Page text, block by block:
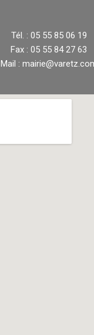
Tél. : 05 55 85 06 19
Fax : 05 55 84 27 63
Mail :